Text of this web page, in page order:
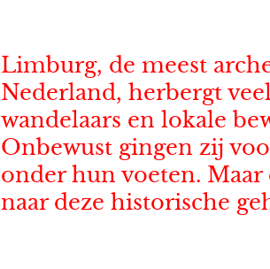
Limburg, de meest
Nederland, herbergt
wandelaars en lokale
Onbewust gingen zij
onder hun voeten.
naar deze historische